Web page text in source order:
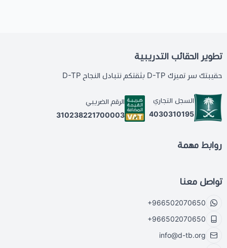
تطوير الحقائب التدريبية
حقيبتك سر تميزك D-TP بثقتكم نتبادل النجاح D-TP
السجل التجاري
4030310195
الرقم الضريبي
310238221700003
روابط مهمة
تواصل معنا
+966502070650
+966502070650
info@d-tb.org